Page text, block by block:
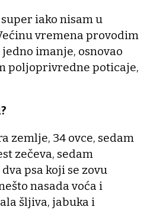
iako nisam u
vremena provodim
imanje, osnovao
poljoprivredne poticaje,
zemlje, 34 ovce, sedam
zečeva, sedam
psa koji se zovu
nasada voća i
šljiva, jabuka i